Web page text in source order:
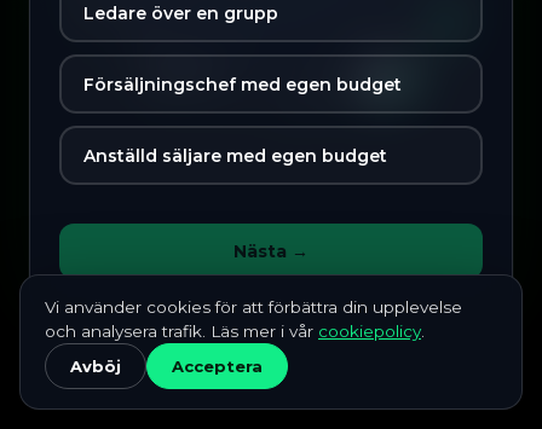
Ledare över en grupp
Försäljningschef med egen budget
Anställd säljare med egen budget
Nästa →
Vi använder cookies för att förbättra din upplevelse
och analysera trafik. Läs mer i vår cookiepolicy
Avböj
Acceptera